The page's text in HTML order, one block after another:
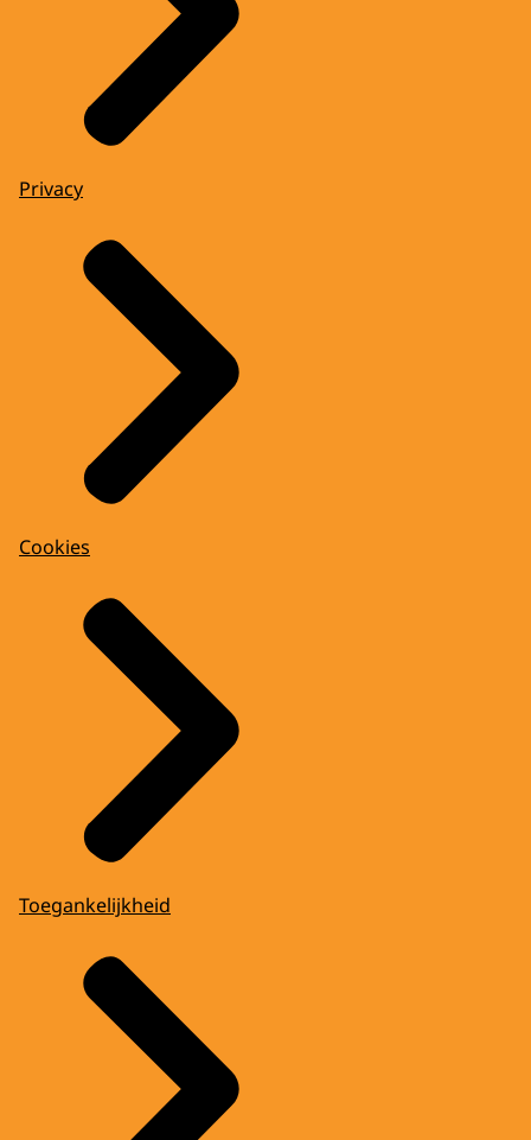
Privacy
Cookies
Toegankelijkheid